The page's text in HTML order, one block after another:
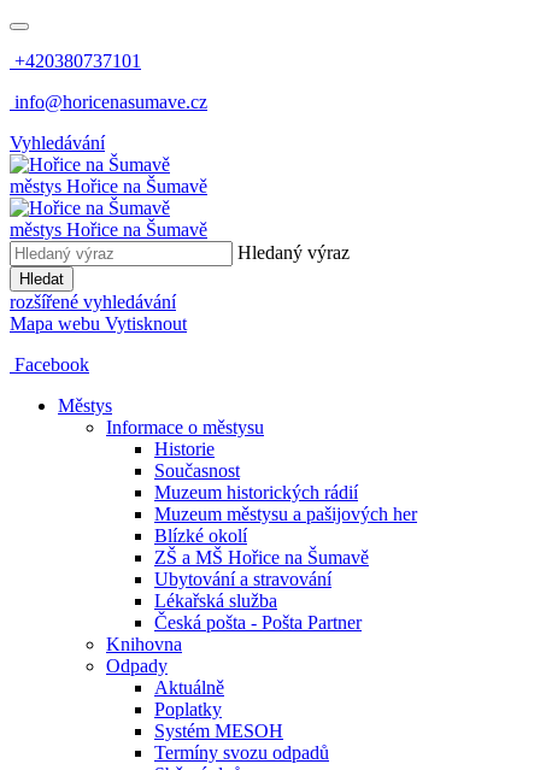
+420380737101
info@horicenasumave.cz
Vyhledávání
městys Hořice na Šumavě
městys Hořice na Šumavě
Hledaný výraz
Hledat
rozšířené vyhledávání
Mapa webu Vytisknout
Facebook
Městys
Informace o městysu
Historie
Současnost
Muzeum historických rádií
Muzeum městysu a pašijových her
Blízké okolí
ZŠ a MŠ Hořice na Šumavě
Ubytování a stravování
Lékařská služba
Česká pošta - Pošta Partner
Knihovna
Odpady
Aktuálně
Poplatky
Systém MESOH
Termíny svozu odpadů